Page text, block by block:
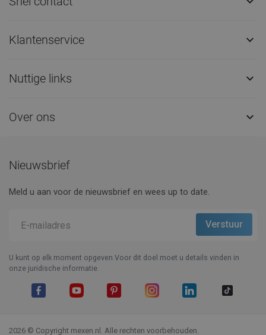
Klantenservice 
Nuttige links 
Over ons 
Nieuwsbrief
Meld u aan voor de nieuwsbrief en wees up to date.
U kunt op elk moment opgeven.Voor dit doel moet u details vinden in
onze juridische informatie.
2026 © Copyright mexen.nl. Alle rechten voorbehouden.